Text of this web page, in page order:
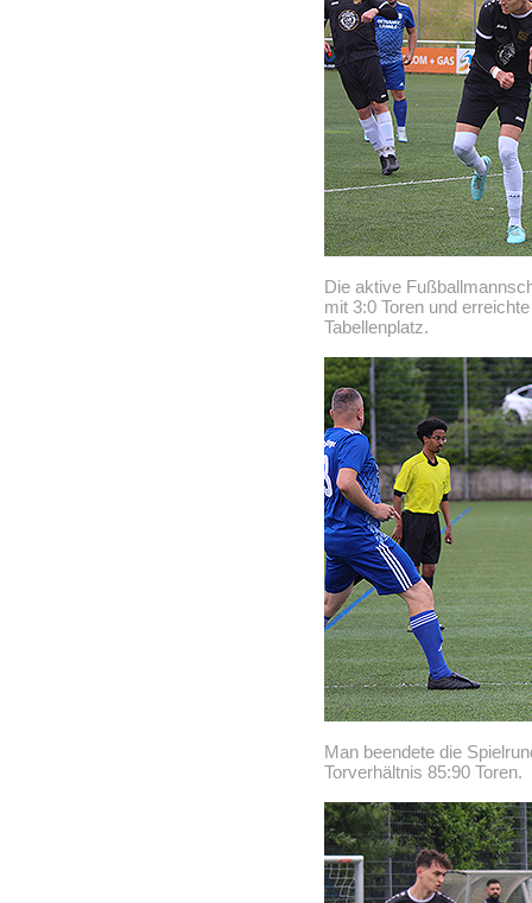
Die aktive
mit 3:0 Toren und
Tabellenplatz.
Man beendete die
Torverhältnis 85:90 Toren.